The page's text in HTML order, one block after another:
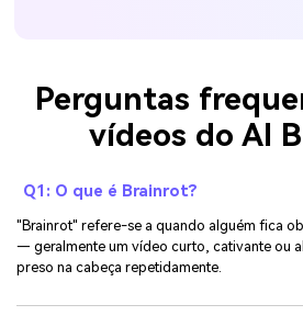
Perguntas
vídeos do AI
Q1: O que é Brainrot?
"Brainrot" refere-se a quando alguém fica
— geralmente um vídeo curto, cativante ou
preso na cabeça repetidamente.